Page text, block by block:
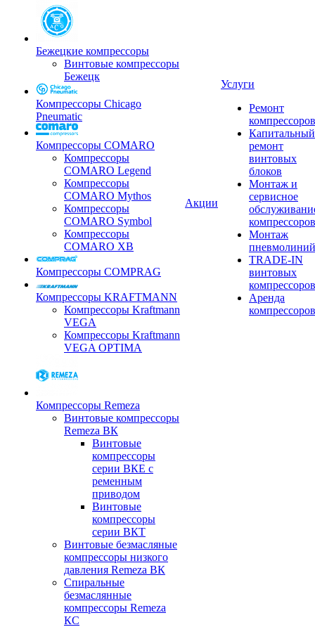
Бежецкие компрессоры
Винтовые компрессоры
Бежецк
Компрессоры Chicago
Pneumatic
Компрессоры COMARO
Компрессоры
COMARO Legend
Компрессоры
COMARO Mythos
Компрессоры
COMARO Symbol
Компрессоры
COMARO XB
Компрессоры COMPRAG
Компрессоры KRAFTMANN
Компрессоры Kraftmann
VEGA
Компрессоры Kraftmann
VEGA OPTIMA
Компрессоры Remeza
Винтовые компрессоры
Remeza ВК
Винтовые
компрессоры
серии ВКЕ с
ременным
приводом
Винтовые
компрессоры
серии ВКТ
Винтовые безмасляные
компрессоры низкого
давления Remeza ВК
Спиральные
безмаслянные
компрессоры Remeza
КС
Акции
Услуги
Ремонт
компрессоров
Капитальный
ремонт
винтовых
блоков
Монтаж и
сервисное
компрессоров
Монтаж
пневмолиний
TRADE-IN
винтовых
компрессоров
Аренда
компрессоров